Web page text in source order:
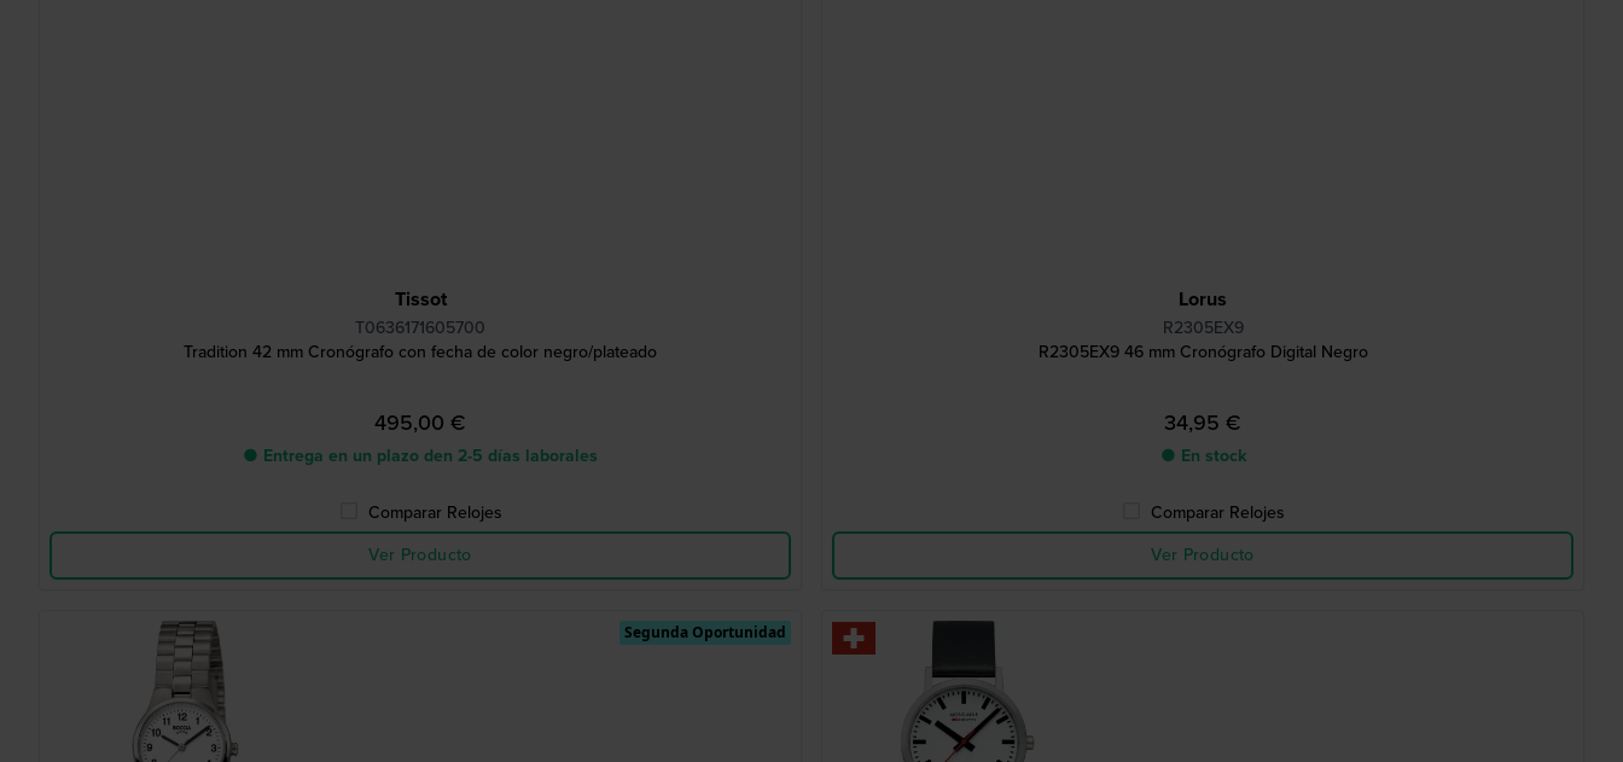
Tissot
T0636171605700
Tradition 42 mm Cronógrafo con fecha de color negro/plateado
495,00 €
● Entrega en un plazo den 2-5 días laborales
Comparar Relojes
Ver Producto
Lorus
R2305EX9
R2305EX9 46 mm Cronógrafo Digital Negro
34,95 €
● En stock
Comparar Relojes
Ver Producto
Segunda Oportunidad